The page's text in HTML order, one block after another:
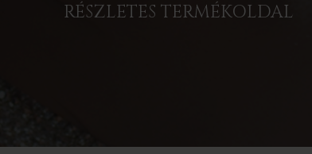
RÉSZLETES TERMÉKOLDAL